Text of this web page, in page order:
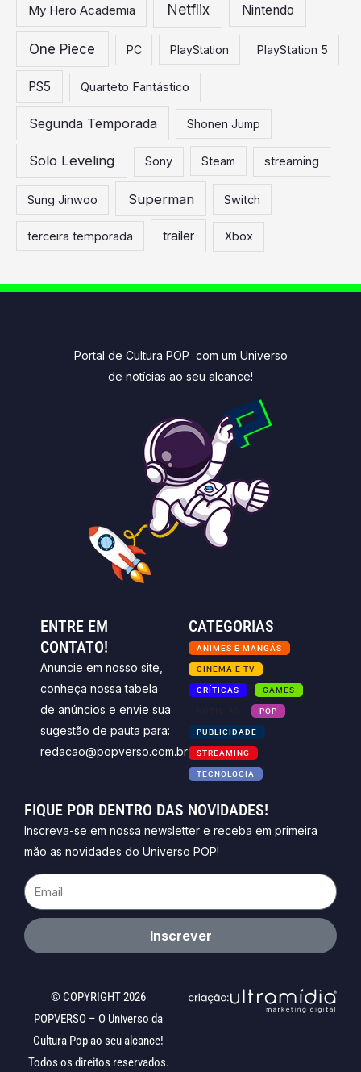
My Hero Academia Netflix Nintendo
One Piece PC PlayStation PlayStation 5
PS5 Quarteto Fantástico
Segunda Temporada Shonen Jump
Solo Leveling Sony Steam streaming
Sung Jinwoo Superman Switch
terceira temporada trailer Xbox
Portal de Cultura POP com um Universo
de notícias ao seu alcance!
ENTRE EM
CONTATO!
Anuncie em nosso site,
conheça nossa tabela
de anúncios e envie sua
sugestão de pauta para:
redacao@popverso.com.br
CATEGORIAS
ANIMES E MANGÁS
CINEMA E TV
CRÍTICAS GAMES
POP
PUBLICIDADE
STREAMING
TECNOLOGIA
FIQUE POR DENTRO DAS NOVIDADES!
Inscreva-se em nossa newsletter e receba em primeira
mão as novidades do Universo POP!
Email
Inscrever
© COPYRIGHT 2026
POPVERSO – O Universo da
Cultura Pop ao seu alcance!
Todos os direitos reservados.